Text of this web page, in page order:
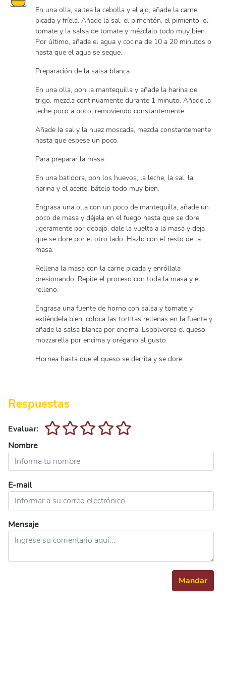
En una olla, saltea la cebolla y el ajo, añade la carne
picada y fríela. Añade la sal, el pimentón, el pimiento, el
tomate y la salsa de tomate y mézclalo todo muy bien.
Por último, añade el agua y cocina de 10 a 20 minutos o
hasta que el agua se seque.
Preparación de la salsa blanca:
En una olla, pon la mantequilla y añade la harina de
trigo, mezcla continuamente durante 1 minuto. Añade la
leche poco a poco, removiendo constantemente.
Añade la sal y la nuez moscada, mezcla constantemente
hasta que espese un poco.
Para preparar la masa:
En una batidora, pon los huevos, la leche, la sal, la
harina y el aceite, bátelo todo muy bien.
Engrasa una olla con un poco de mantequilla, añade un
poco de masa y déjala en el fuego hasta que se dore
ligeramente por debajo, dale la vuelta a la masa y deja
que se dore por el otro lado. Hazlo con el resto de la
masa.
Rellena la masa con la carne picada y enróllala
presionando. Repite el proceso con toda la masa y el
relleno.
Engrasa una fuente de horno con salsa y tomate y
extiéndela bien, coloca las tortitas rellenas en la fuente y
añade la salsa blanca por encima. Espolvorea el queso
mozzarella por encima y orégano al gusto.
Hornea hasta que el queso se derrita y se dore.
Respuestas
Evaluar:
Nombre
E-mail
Mensaje
Mandar